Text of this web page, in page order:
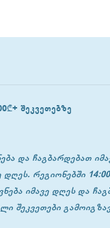
შეკვეთებზე
და ჩაგბარდებათ
რეგიონებში
იმავე დღეს და
შეკვეთები